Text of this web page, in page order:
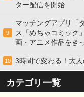
ター配信を開始
9
マッチングアプリ「
ス「めちゃコミック
画・アニメ作品をき
10 3時間で変わる！大
カテゴリ一覧